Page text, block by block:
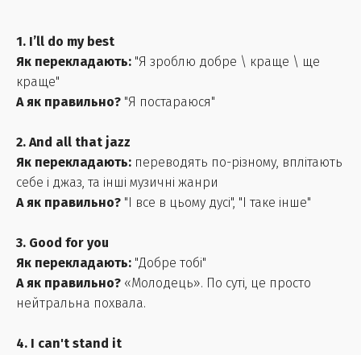
1. I’ll do my best
Як перекладають: "Я зроблю добре \ краще \ ще
краще"
А як правильно? "Я постараюся"
2. And all that jazz
Як перекладають: переводять по-різному, вплітають
себе і джаз, та інші музичні жанри
А як правильно? "І все в цьому дусі", "І таке інше"
3. Good for you
Як перекладають: "Добре тобі"
А як правильно? «Молодець». По суті, це просто
нейтральна похвала.
4. I can't stand it